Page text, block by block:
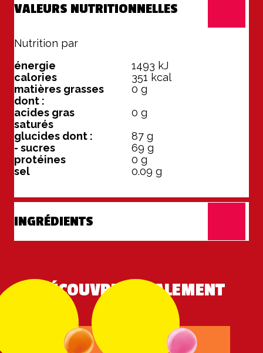
VALEURS NUTRITIONNELLES
Nutrition par
énergie 1493 kJ
calories
351 kcal
matières grasses
dont :
0 g
acides gras
saturés
0 g
glucides dont :
87 g
- sucres
69 g
protéines
0 g
sel
0.09 g
INGRÉDIENTS
DÉCOUVREZ ÉGALEMENT